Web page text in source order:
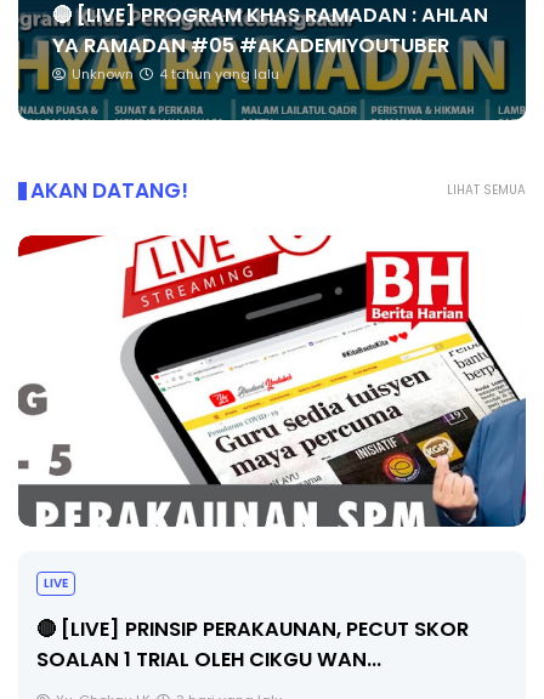
🔴 [LIVE] PROGRAM KHAS RAMADAN : AHLAN
YA RAMADAN #05 #AKADEMIYOUTUBER
Unknown 4 tahun yang lalu
LIHAT SEMUA
AKAN DATANG!
TRANSFORMASI DIGITAL GURU SIRI 7 :
PAHLAWAN DIGITAL PENYELAMAT DUNIA
Unknown 7 hari yang lalu